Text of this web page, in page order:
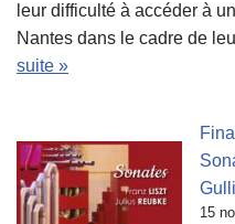
leur difficulté à accéder à
Nantes dans le cadre de
suite »
15